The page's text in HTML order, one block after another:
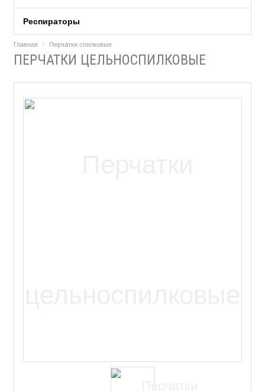
Респираторы
Главная Перчатки спилковые
ПЕРЧАТКИ ЦЕЛЬНОСПИЛКОВЫЕ